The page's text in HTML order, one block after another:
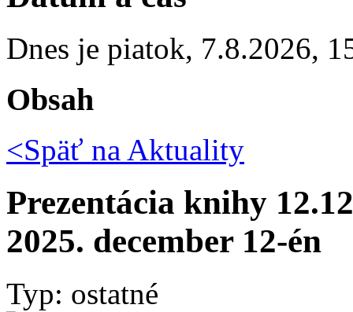
Dnes je piatok, 7.8.2026,
Obsah
<Späť na Aktuality
Prezentácia knihy
2025. december 12-én
Typ: ostatné